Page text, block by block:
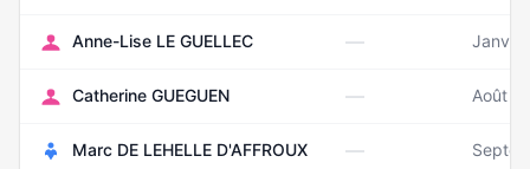
Anne-Lise LE GUELLEC —
Catherine GUEGUEN — Août
Marc DE LEHELLE D'AFFROUX —